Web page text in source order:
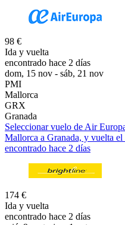
98 €
Ida y vuelta
encontrado hace 2 días
dom, 15 nov - sáb, 21 nov
PMI
Mallorca
GRX
Granada
Seleccionar vuelo de Air
Mallorca a Granada, y vuelta
encontrado hace 2 días
174 €
Ida y vuelta
encontrado hace 2 días